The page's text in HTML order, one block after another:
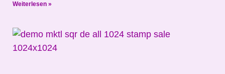
Weiterlesen »